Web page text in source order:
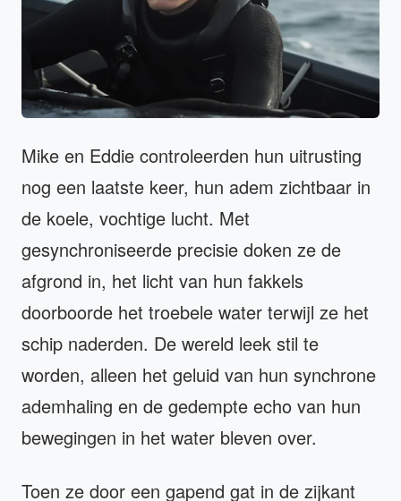
Mike en Eddie controleerden hun uitrusting
nog een laatste keer, hun adem zichtbaar in
de koele, vochtige lucht. Met
gesynchroniseerde precisie doken ze de
afgrond in, het licht van hun fakkels
doorboorde het troebele water terwijl ze het
schip naderden. De wereld leek stil te
worden, alleen het geluid van hun synchrone
ademhaling en de gedempte echo van hun
bewegingen in het water bleven over.
Toen ze door een gapend gat in de zijkant